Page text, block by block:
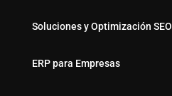
Soluciones y Optimización SEO
ERP para Empresas